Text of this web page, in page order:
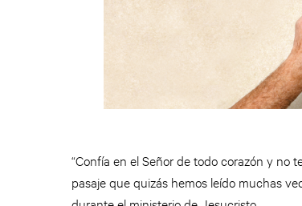
“Confía en el Señor de todo corazón y no
pasaje que quizás hemos leído muchas